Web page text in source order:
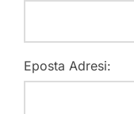
Eposta Adresi: